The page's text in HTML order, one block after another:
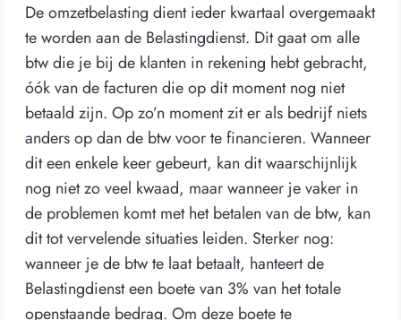
De omzetbelasting dient ieder kwartaal overgemaakt
te worden aan de Belastingdienst. Dit gaat om alle
btw die je bij de klanten in rekening hebt gebracht,
óók van de facturen die op dit moment nog niet
betaald zijn. Op zo’n moment zit er als bedrijf niets
anders op dan de btw voor te financieren. Wanneer
dit een enkele keer gebeurt, kan dit waarschijnlijk
nog niet zo veel kwaad, maar wanneer je vaker in
de problemen komt met het betalen van de btw, kan
dit tot vervelende situaties leiden. Sterker nog:
wanneer je de btw te laat betaalt, hanteert de
Belastingdienst een boete van 3% van het totale
openstaande bedrag. Om deze boete te